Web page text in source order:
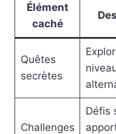
Élément
caché
Quêtes
secrètes
Challenges
Défis